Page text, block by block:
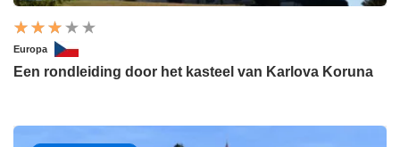
Europa
Een rondleiding door het kasteel van Karlova Koruna